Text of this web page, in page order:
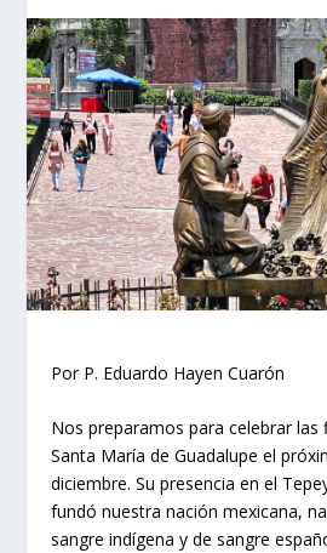
Por P. Eduardo Hayen Cuarón
Nos preparamos para celebrar las
Santa María de Guadalupe el
diciembre. Su presencia en el
fundó nuestra nación mexicana,
sangre indígena y de sangre